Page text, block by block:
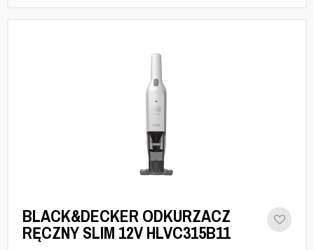
BLACK&DECKER ODKURZACZ
RĘCZNY SLIM 12V HLVC315B11